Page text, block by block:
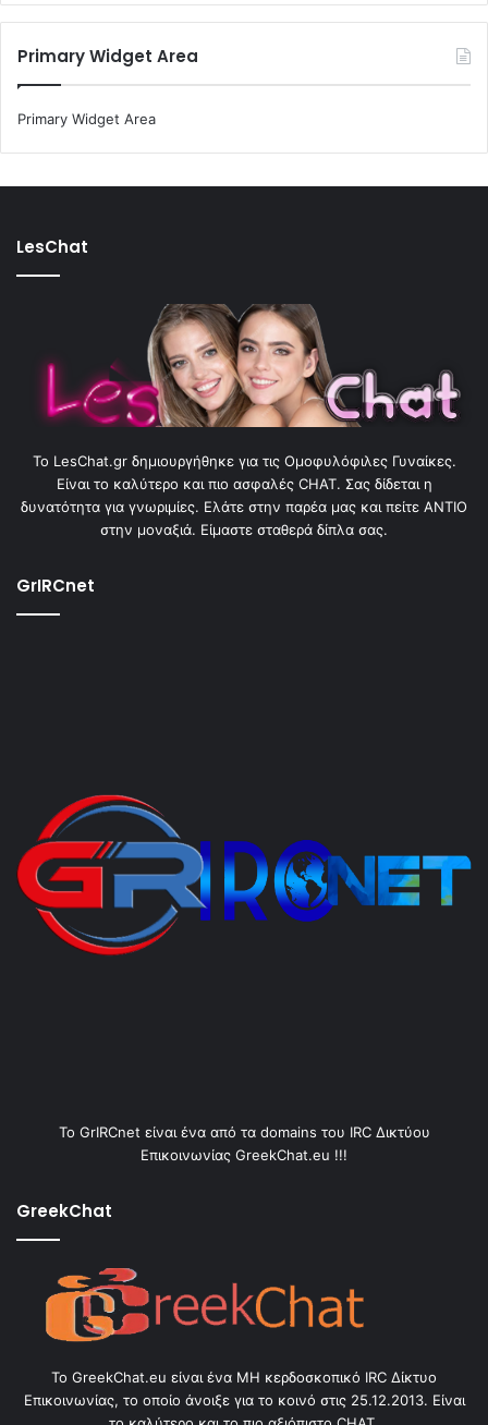
Primary Widget Area
Primary Widget Area
LesChat
To LesChat.gr δημιουργήθηκε για τις Ομοφυλόφιλες Γυναίκες.
Είναι το καλύτερο και πιο ασφαλές CHAT. Σας δίδεται η
δυνατότητα για γνωριμίες. Ελάτε στην παρέα μας και πείτε ΑΝΤΙΟ
στην μοναξιά. Είμαστε σταθερά δίπλα σας.
GrIRCnet
Το GrIRCnet είναι ένα από τα domains του IRC Δικτύου
Επικοινωνίας GreekChat.eu !!!
GreekChat
Το GreekChat.eu είναι ένα ΜΗ κερδοσκοπικό IRC Δίκτυο
Επικοινωνίας, το οποίο άνοιξε για το κοινό στις 25.12.2013. Είναι